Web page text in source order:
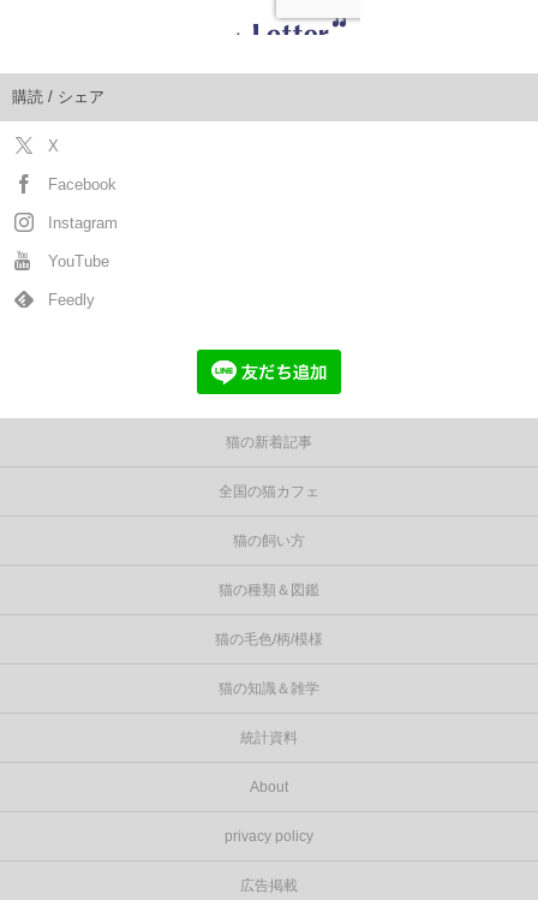
購読 / シェア
X
Facebook
Instagram
YouTube
Feedly
猫の新着記事
全国の猫カフェ
猫の飼い方
猫の種類＆図鑑
猫の毛色/柄/模様
猫の知識＆雑学
統計資料
About
privacy policy
広告掲載